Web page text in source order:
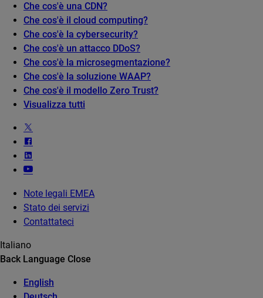
Che cos'è una CDN?
Che cos'è il cloud computing?
Che cos'è la cybersecurity?
Che cos'è un attacco DDoS?
Che cos'è la microsegmentazione?
Che cos'è la soluzione WAAP?
Che cos'è il modello Zero Trust?
Visualizza tutti
Note legali EMEA
Stato dei servizi
Contattateci
Italiano
Back Language Close
English